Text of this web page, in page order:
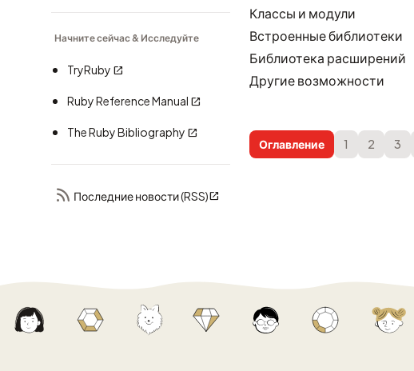
Начните сейчас & Исследуйте
TryRuby
Ruby Reference Manual
The Ruby Bibliography
Последние новости (RSS)
Классы и модули
Встроенные библиотеки
Библиотека расширений
Другие возможности
Оглавление 1 2 3